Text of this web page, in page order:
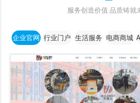
服务创造价值 品质铸就
企业官网 行业门户 生活服务 电商商城